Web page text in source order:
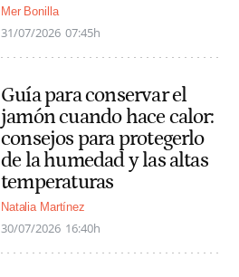
Mer Bonilla
31/07/2026 07:45h
Guía para conservar el
jamón cuando hace calor:
consejos para protegerlo
de la humedad y las altas
temperaturas
Natalia Martínez
30/07/2026 16:40h